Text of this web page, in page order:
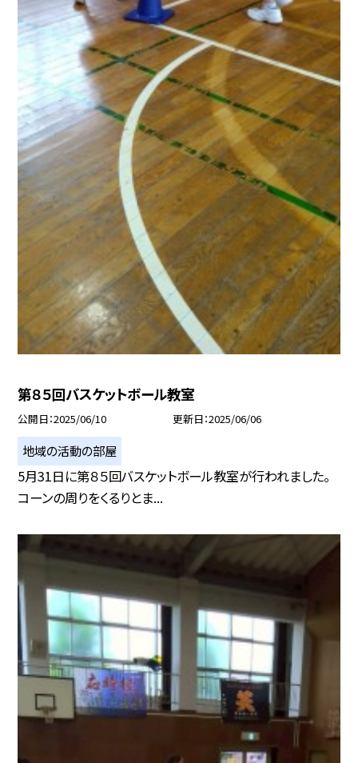
第８５回バスケットボール教室
公開日 2025/06/10 更新日 2025/06/06
地域の活動の部屋
5月31日に第８５回バスケットボール教室が行われました。
コーンの周りをくるりとま...